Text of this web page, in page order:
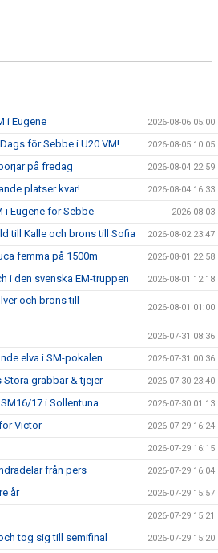
i Eugene 2026-08-06 05:00
för Sebbe i U20 VM! 2026-08-05 10:05
på fredag 2026-08-04 22:59
platser kvar! 2026-08-04 16:33
i Eugene för Sebbe 2026-08-03
till Kalle och brons till Sofia 2026-08-02 23:47
femma på 1500m 2026-08-01 22:58
i den svenska EM-truppen 2026-08-01 12:18
och brons till
2026-08-01 01:00
2026-07-31 08:36
elva i SM-pokalen 2026-07-31 00:36
grabbar & tjejer 2026-07-30 23:40
17 i Sollentuna 2026-07-30 01:13
Victor 2026-07-29 16:24
2026-07-29 16:15
från pers 2026-07-29 16:04
år 2026-07-29 15:57
2026-07-29 15:21
tog sig till semifinal 2026-07-29 15:20